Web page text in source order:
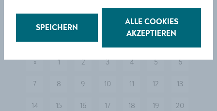
vorherige
« 1 2 3 4 5 6
7 8 9 10 11 12 13
14 15 16 17 18 19 20
SPEICHERN
ALLE COOKIES
AKZEPTIEREN